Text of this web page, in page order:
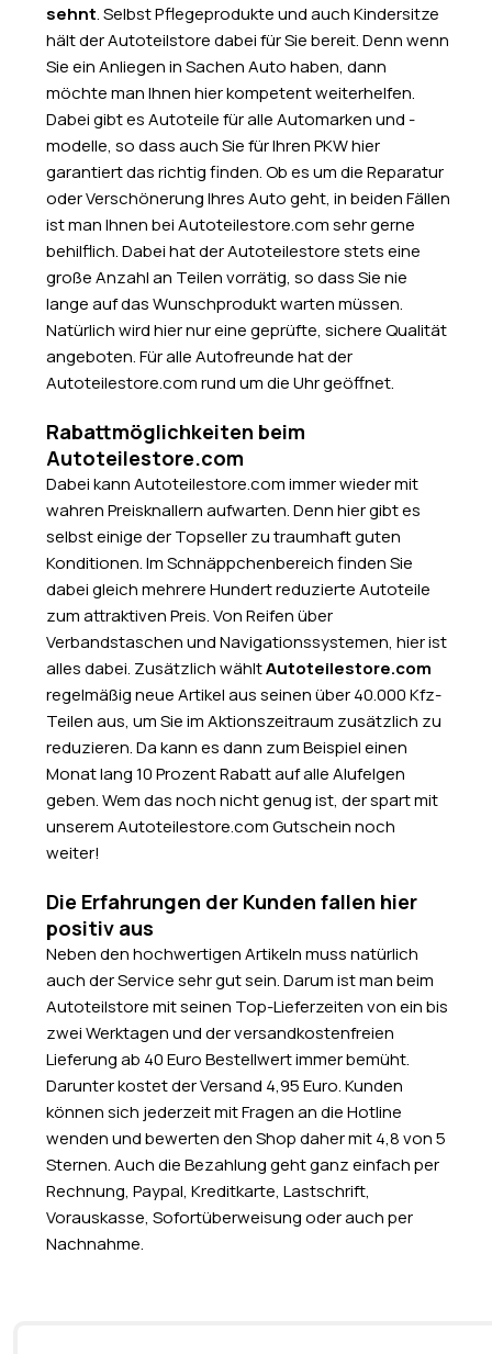
sehnt. Selbst Pflegeprodukte und auch Kindersitze
hält der Autoteilstore dabei für Sie bereit. Denn wenn
Sie ein Anliegen in Sachen Auto haben, dann
möchte man Ihnen hier kompetent weiterhelfen.
Dabei gibt es Autoteile für alle Automarken und -
modelle, so dass auch Sie für Ihren PKW hier
garantiert das richtig finden. Ob es um die Reparatur
oder Verschönerung Ihres Auto geht, in beiden Fällen
ist man Ihnen bei Autoteilestore.com sehr gerne
behilflich. Dabei hat der Autoteilestore stets eine
große Anzahl an Teilen vorrätig, so dass Sie nie
lange auf das Wunschprodukt warten müssen.
Natürlich wird hier nur eine geprüfte, sichere Qualität
angeboten. Für alle Autofreunde hat der
Autoteilestore.com rund um die Uhr geöffnet.
Rabattmöglichkeiten beim
Autoteilestore.com
Dabei kann Autoteilestore.com immer wieder mit
wahren Preisknallern aufwarten. Denn hier gibt es
selbst einige der Topseller zu traumhaft guten
Konditionen. Im Schnäppchenbereich finden Sie
dabei gleich mehrere Hundert reduzierte Autoteile
zum attraktiven Preis. Von Reifen über
Verbandstaschen und Navigationssystemen, hier ist
alles dabei. Zusätzlich wähltAutoteilestore.com
regelmäßig neue Artikel aus seinen über 40.000 Kfz-
Teilen aus, um Sie im Aktionszeitraum zusätzlich zu
reduzieren. Da kann es dann zum Beispiel einen
Monat lang 10 Prozent Rabatt auf alle Alufelgen
geben. Wem das noch nicht genug ist, der spart mit
unserem Autoteilestore.com Gutschein noch
weiter!
Die Erfahrungen der Kunden fallen hier
positiv aus
Neben den hochwertigen Artikeln muss natürlich
auch der Service sehr gut sein. Darum ist man beim
Autoteilstore mit seinen Top-Lieferzeiten von ein bis
zwei Werktagen und der versandkostenfreien
Lieferung ab 40 Euro Bestellwert immer bemüht.
Darunter kostet der Versand 4,95 Euro. Kunden
können sich jederzeit mit Fragen an die Hotline
wenden und bewerten den Shop daher mit 4,8 von 5
Sternen. Auch die Bezahlung geht ganz einfach per
Rechnung, Paypal, Kreditkarte, Lastschrift,
Vorauskasse, Sofortüberweisung oder auch per
Nachnahme.